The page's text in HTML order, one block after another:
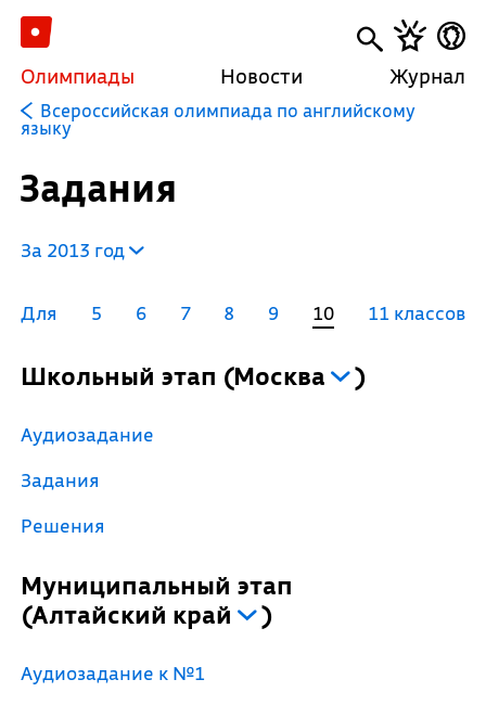
Олимпиады Новости Журнал
Всероссийская олимпиада по английскому
языку
Задания
За 2013 год
Для 5 6 7 8 9 10 11 классов
Школьный этап (Москва )
Аудиозадание
Задания
Решения
Муниципальный этап
(Алтайский край )
Аудиозадание к №1